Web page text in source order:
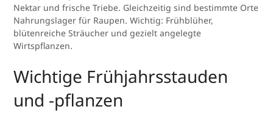
Nektar und frische Triebe. Gleichzeitig sind bestimmte Orte
Nahrungslager für Raupen. Wichtig: Frühblüher,
blütenreiche Sträucher und gezielt angelegte
Wirtspflanzen.
Wichtige Frühjahrsstauden
und -pflanzen